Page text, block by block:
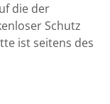
die der
Schutz
ist seitens des